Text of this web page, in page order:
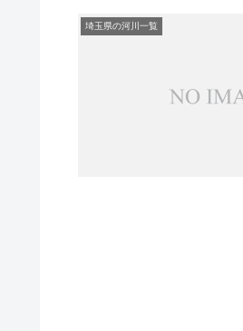
埼玉県の河川一覧